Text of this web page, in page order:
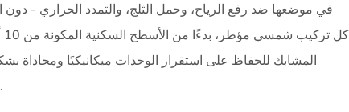
في موضعها ضد رفع الرياح، وحمل الثلج، والتمدد الحراري - دون
المشابك للحفاظ على استقرار الوحدات ميكانيكيًا
يتوافق مع ضمان الألواح نفسها لمدة 25 إلى 30 عامًا.